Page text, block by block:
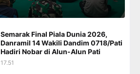
Semarak Final Piala Dunia 2026,
Danramil 14 Wakili Dandim 0718/Pati
Hadiri Nobar di Alun-Alun Pati
17.51